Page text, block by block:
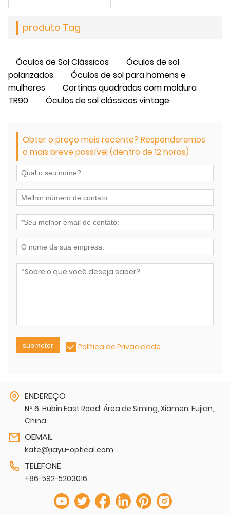
produto Tag
Óculos de Sol Clássicos
Óculos de sol
polarizados
Óculos de sol para homens e
mulheres
Cortinas quadradas com moldura
TR90
Óculos de sol clássicos vintage
Obter o preço mais recente? Responderemos
o mais breve possível (dentro de 12 horas)
submeter Política de Privacidade
ENDEREÇO
Nº 6, Hubin East Road, Área de Siming, Xiamen, Fujian,
China
OEMAIL
kate@jiayu-optical.com
TELEFONE
+86-592-5203016